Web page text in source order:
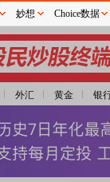
外汇 黄金 银
妙想 Choice数据